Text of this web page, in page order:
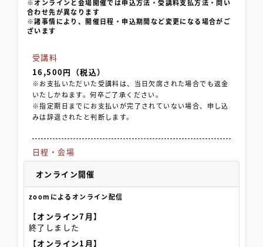
※オンラインと会場開催では申込方法・受講料支払方法・問い
合わせ先が異なります
※諸事情により、開催日程・申込期間など変更になる場合がご
ざいます
受講料
16,500円（税込）
※お支払いただいた受講料は、当日欠席された場合でも返金
いたしかねます。何卒ご了承ください。
※指定期日までにお支払いが完了されていない場合、申し込
みは辞退されたと判断します。
日程・会場
オンライン開催
zoomによるオンライン配信
【オンライン7月】
終了しました
【オンライン1月】